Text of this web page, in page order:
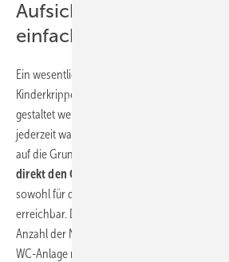
Aufsichtspflicht in
einfach nachkommen
Ein wesentliches Planungsmerkmal von
Kinderkrippen, -gärten und -tagesstätten: Die
gestaltet werden, dass das
jederzeit wahrnehmen kann. Das hat unter
auf die Grundrissplanung: Die
direkt den ­Gruppenräumen zugeordnet
sowohl für die Kinder als auch für
erreichbar. Die Raumgröße richtet sich dabei
Anzahl der Nutzer. In der Regel sollten nicht
WC-Anlage nutzen und nicht mehr als sechs